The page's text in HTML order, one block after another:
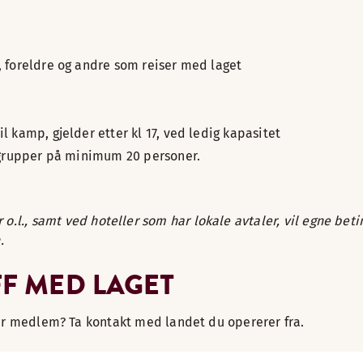
og andre som reiser med laget
gjelder etter kl 17, ved ledig kapasitet
på minimum 20 personer.
o.l., samt ved hoteller som har lokale avtaler, vil egne
MED LAGET
Ta kontakt med landet du opererer fra.